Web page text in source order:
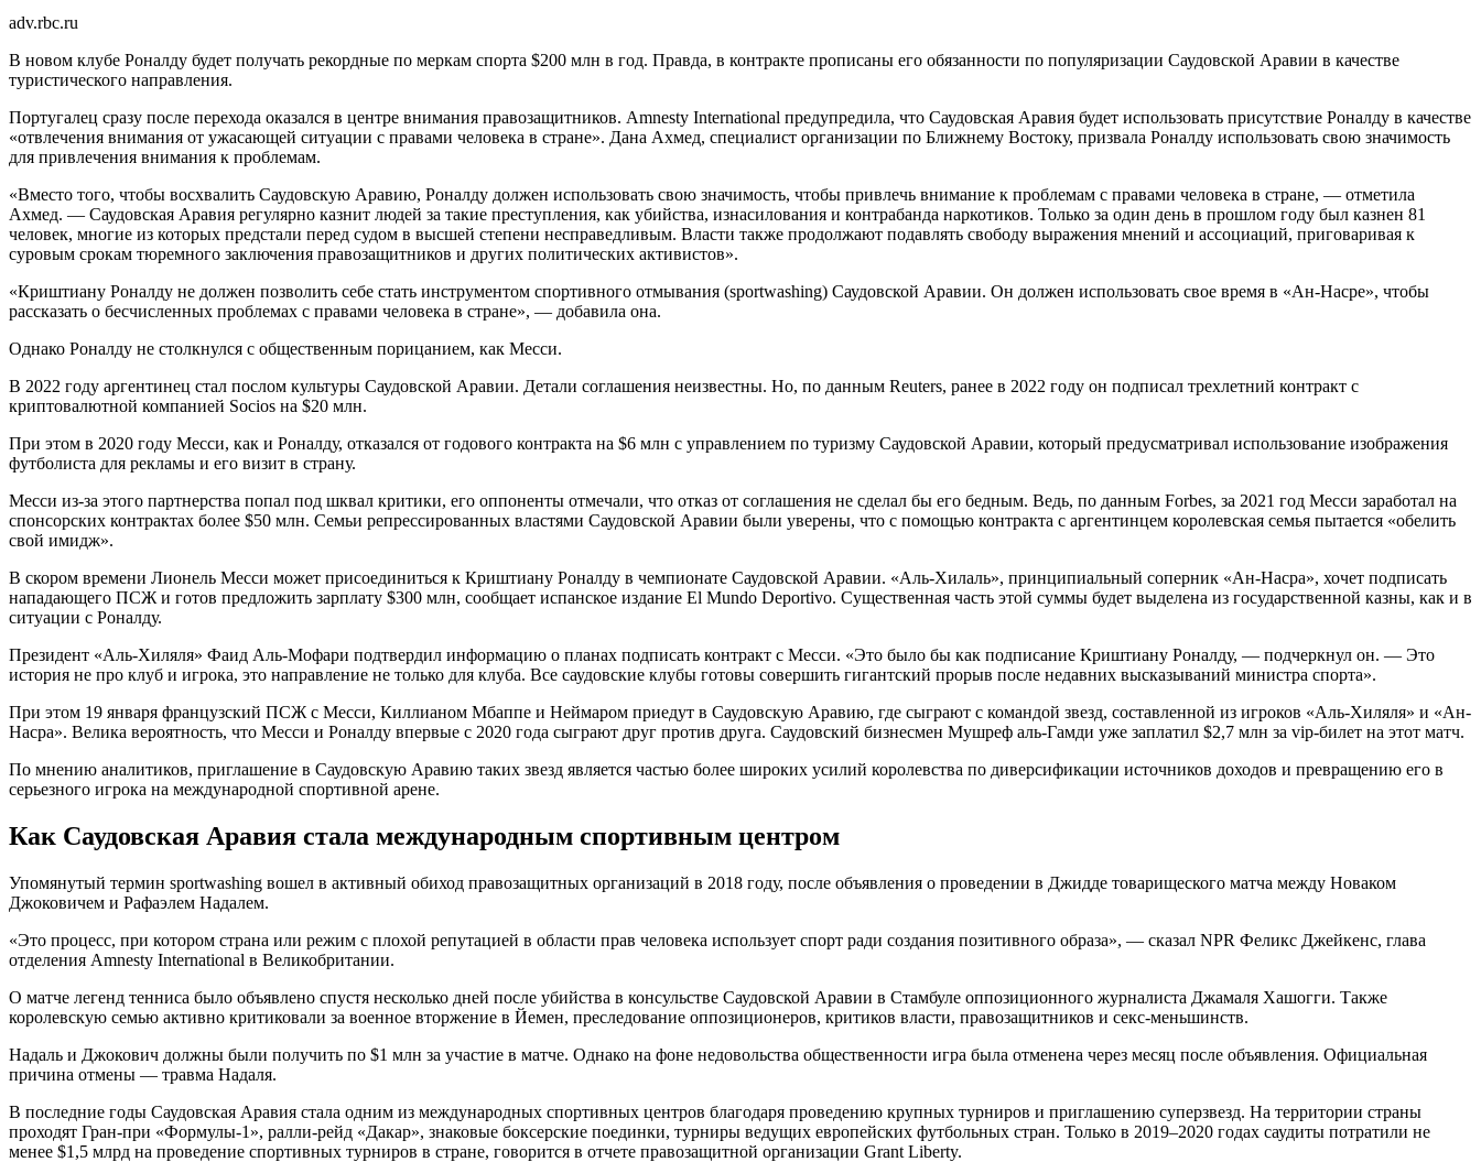
adv.rbc.ru
В новом клубе Роналду будет получать рекордные по меркам спорта $200 млн в год. Правда, в контракте прописаны его обязанности по популяризации Саудовской Аравии в качестве
туристического направления.
Португалец сразу после перехода оказался в центре внимания правозащитников. Amnesty International предупредила, что Саудовская Аравия будет использовать присутствие Роналду в качестве
«отвлечения внимания от ужасающей ситуации с правами человека в стране». Дана Ахмед, специалист организации по Ближнему Востоку, призвала Роналду использовать свою значимость
для привлечения внимания к проблемам.
«Вместо того, чтобы восхвалить Саудовскую Аравию, Роналду должен использовать свою значимость, чтобы привлечь внимание к проблемам с правами человека в стране, — отметила
Ахмед. — Саудовская Аравия регулярно казнит людей за такие преступления, как убийства, изнасилования и контрабанда наркотиков. Только за один день в прошлом году был казнен 81
человек, многие из которых предстали перед судом в высшей степени несправедливым. Власти также продолжают подавлять свободу выражения мнений и ассоциаций, приговаривая к
суровым срокам тюремного заключения правозащитников и других политических активистов».
«Криштиану Роналду не должен позволить себе стать инструментом спортивного отмывания (sportwashing) Саудовской Аравии. Он должен использовать свое время в «Ан-Насре», чтобы
рассказать о бесчисленных проблемах с правами человека в стране», — добавила она.
Однако Роналду не столкнулся с общественным порицанием, как Месси.
В 2022 году аргентинец стал послом культуры Саудовской Аравии. Детали соглашения неизвестны. Но, по данным Reuters, ранее в 2022 году он подписал трехлетний контракт с
криптовалютной компанией Socios на $20 млн.
При этом в 2020 году Месси, как и Роналду, отказался от годового контракта на $6 млн с управлением по туризму Саудовской Аравии, который предусматривал использование изображения
футболиста для рекламы и его визит в страну.
Месси из-за этого партнерства попал под шквал критики, его оппоненты отмечали, что отказ от соглашения не сделал бы его бедным. Ведь, по данным Forbes, за 2021 год Месси заработал на
спонсорских контрактах более $50 млн. Семьи репрессированных властями Саудовской Аравии были уверены, что с помощью контракта с аргентинцем королевская семья пытается «обелить
свой имидж».
В скором времени Лионель Месси может присоединиться к Криштиану Роналду в чемпионате Саудовской Аравии. «Аль-Хилаль», принципиальный соперник «Ан-Насра», хочет подписать
нападающего ПСЖ и готов предложить зарплату $300 млн, сообщает испанское издание El Mundo Deportivo. Существенная часть этой суммы будет выделена из государственной казны, как и в
ситуации с Роналду.
Президент «Аль-Хиляля» Фаид Аль-Мофари подтвердил информацию о планах подписать контракт с Месси. «Это было бы как подписание Криштиану Роналду, — подчеркнул он. — Это
история не про клуб и игрока, это направление не только для клуба. Все саудовские клубы готовы совершить гигантский прорыв после недавних высказываний министра спорта».
При этом 19 января французский ПСЖ с Месси, Киллианом Мбаппе и Неймаром приедут в Саудовскую Аравию, где сыграют с командой звезд, составленной из игроков «Аль-Хиляля» и «Ан-
Насра». Велика вероятность, что Месси и Роналду впервые с 2020 года сыграют друг против друга. Саудовский бизнесмен Мушреф аль-Гамди уже заплатил $2,7 млн за vip-билет на этот матч.
По мнению аналитиков, приглашение в Саудовскую Аравию таких звезд является частью более широких усилий королевства по диверсификации источников доходов и превращению его в
серьезного игрока на международной спортивной арене.
Как Саудовская Аравия стала международным спортивным центром
Упомянутый термин sportwashing вошел в активный обиход правозащитных организаций в 2018 году, после объявления о проведении в Джидде товарищеского матча между Новаком
Джоковичем и Рафаэлем Надалем.
«Это процесс, при котором страна или режим с плохой репутацией в области прав человека использует спорт ради создания позитивного образа», — сказал NPR Феликс Джейкенс, глава
отделения Amnesty International в Великобритании.
О матче легенд тенниса было объявлено спустя несколько дней после убийства в консульстве Саудовской Аравии в Стамбуле оппозиционного журналиста Джамаля Хашогги. Также
королевскую семью активно критиковали за военное вторжение в Йемен, преследование оппозиционеров, критиков власти, правозащитников и секс-меньшинств.
Надаль и Джокович должны были получить по $1 млн за участие в матче. Однако на фоне недовольства общественности игра была отменена через месяц после объявления. Официальная
причина отмены — травма Надаля.
В последние годы Саудовская Аравия стала одним из международных спортивных центров благодаря проведению крупных турниров и приглашению суперзвезд. На территории страны
проходят Гран-при «Формулы-1», ралли-рейд «Дакар», знаковые боксерские поединки, турниры ведущих европейских футбольных стран. Только в 2019–2020 годах саудиты потратили не
менее $1,5 млрд на проведение спортивных турниров в стране, говорится в отчете правозащитной организации Grant Liberty.